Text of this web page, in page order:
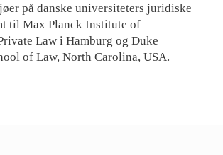
på danske universiteters juridiske
til Max Planck Institute of
Law i Hamburg og Duke
of Law, North Carolina, USA.